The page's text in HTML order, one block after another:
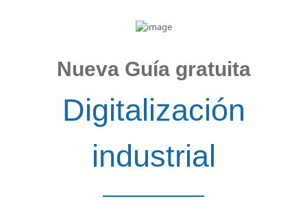
Nueva Guía gratuita
Digitalización
industrial